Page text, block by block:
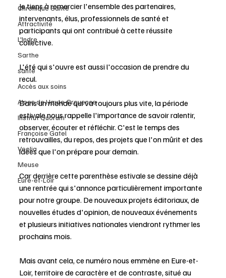
Chronique Santé
Attractivité
L'Indre
Sarthe
santé
Accès aux soins
Alpes de Haute-Provence
Institut Quorum
Françoise Gatel
Veolia
Meuse
Eure-et-Loir
Je tiens à remercier l'ensemble des partenaires,
intervenants, élus, professionnels de santé et
participants qui ont contribué à cette réussite
collective.
L'été qui s'ouvre est aussi l'occasion de prendre du
recul.
Dans un monde qui va toujours plus vite, la période
estivale nous rappelle l'importance de savoir ralentir,
observer, écouter et réfléchir. C'est le temps des
retrouvailles, du repos, des projets que l'on mûrit et des
idées que l'on prépare pour demain.
Car derrière cette parenthèse estivale se dessine déjà
une rentrée qui s'annonce particulièrement importante
pour notre groupe. De nouveaux projets éditoriaux, de
nouvelles études d'opinion, de nouveaux événements
et plusieurs initiatives nationales viendront rythmer les
prochains mois.
Mais avant cela, ce numéro nous emmène en Eure-et-
Loir, territoire de caractère et de contraste, situé au